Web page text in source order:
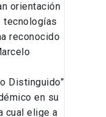
orientación
tecnologías
reconocido
Distinguido”
en su
cual elige a